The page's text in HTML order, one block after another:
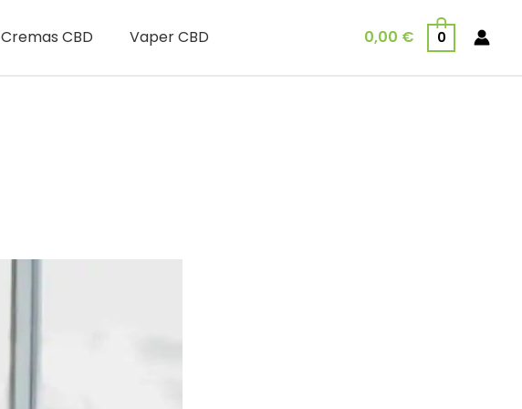
Cremas CBD Vaper CBD 0,00 € 0